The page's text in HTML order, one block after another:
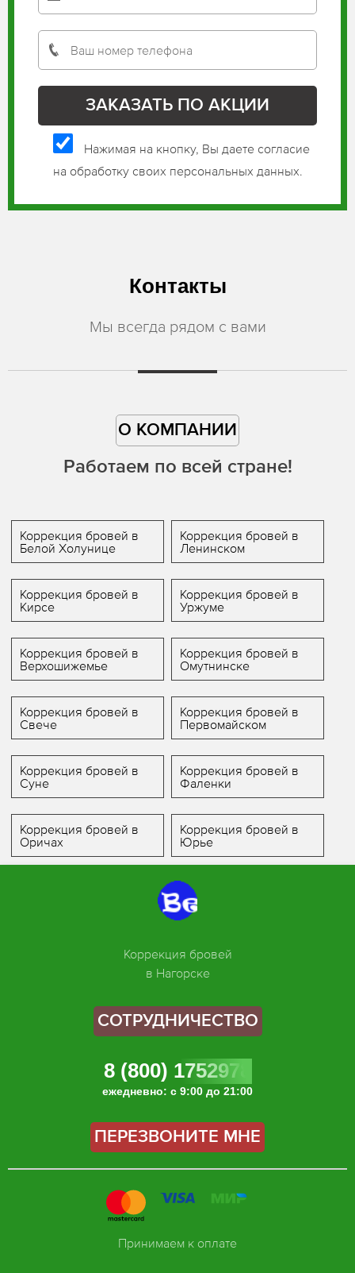
Нажимая на кнопку, Вы даете согласие
на обработку своих персональных данных.
Контакты
Мы всегда рядом с вами
О КОМПАНИИ
Работаем по всей стране!
Коррекция бровей в
Белой Холунице
Коррекция бровей в
Ленинском
Коррекция бровей в
Кирсе
Коррекция бровей в
Уржуме
Коррекция бровей в
Верхошижемье
Коррекция бровей в
Омутнинске
Коррекция бровей в
Свече
Коррекция бровей в
Первомайском
Коррекция бровей в
Суне
Коррекция бровей в
Фаленки
Коррекция бровей в
Оричах
Коррекция бровей в
Юрье
Коррекция бровей
в Нагорске
СОТРУДНИЧЕСТВО
8 (800) 1752978
ежедневно: с 9:00 до 21:00
ПЕРЕЗВОНИТЕ МНЕ
Принимаем к оплате